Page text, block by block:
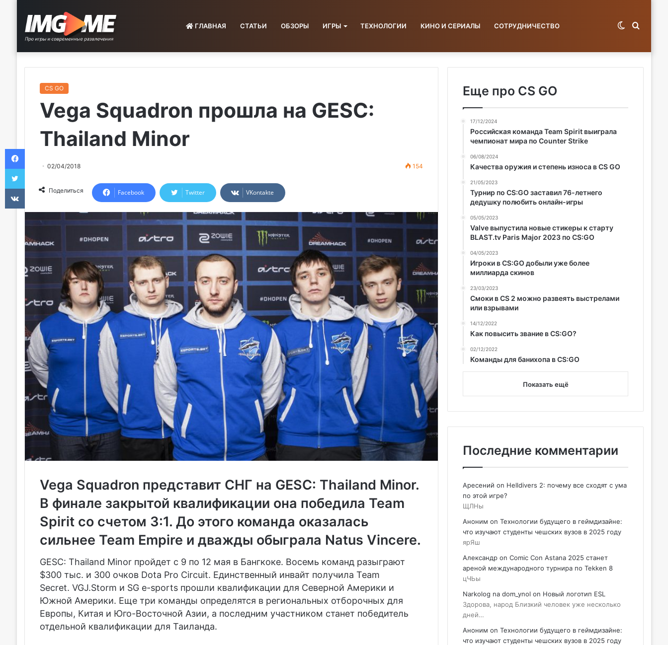
ГЛАВНАЯ СТАТЬИ ОБЗОРЫ ИГРЫ ТЕХНОЛОГИИ КИНО И СЕРИАЛЫ СОТРУДНИЧЕСТВО Switch
CS GO
Vega Squadron прошла на GESC:
Thailand Minor
02/04/2018 154
Поделиться Facebook Twitter VKontakte
Vega Squadron представит СНГ на GESC: Thailand Minor.
В финале закрытой квалификации она победила Team
Spiritсо счетом 3:1. До этого команда оказалась
сильнее Team Empire и дважды обыграла Natus Vincere.
GESC: Thailand Minor пройдет с 9 по 12 мая в Бангкоке. Восемь команд разыграют
$300 тыс. и 300 очков Dota Pro Circuit. Единственный инвайт получила Team
Secret. VGJ.Storm и SG e-sportsпрошли квалификации для Северной Америки и
Южной Америки. Еще три команды определятся в региональных отборочных для
Европы, Китая и Юго-Восточной Азии, а последним участником станет победитель
отдельной квалификации для Таиланда.
Еще про CS GO
17/12/2024
Российская команда Team Spirit выиграла
чемпионат мира по Counter Strike
06/08/2024
Качества оружия и степень износа в CS GO
21/05/2023
Турнир по CS:GO заставил 76-летнего
дедушку полюбить онлайн-игры
05/05/2023
Valve выпустила новые стикеры к старту
BLAST.tv Paris Major 2023 по CS:GO
04/05/2023
Игроки в CS:GO добыли уже более
миллиарда скинов
23/03/2023
Смоки в CS 2 можно развеять выстрелами
или взрывами
14/12/2022
Как повысить звание в CS:GO?
02/12/2022
Команды для банихопа в CS:GO
Показать ещё
Последние комментарии
Аресений on Helldivers 2: почему все сходят с ума
по этой игре?
ЩЛНы
Аноним on Технологии будущего в геймдизайне:
что изучают студенты чешских вузов в 2025 году
ярЯш
Александр on Comic Con Astana 2025 станет
ареной международного турнира по Tekken 8
цЧЬы
Narkolog na dom_ynol on Новый логотип ESL
Здорова, народ Близкий человек уже несколько
дней…
Аноним on Технологии будущего в геймдизайне:
что изучают студенты чешских вузов в 2025 году
Twitter
VKontakte